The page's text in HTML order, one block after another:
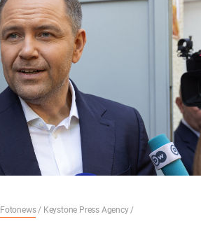
/ Keystone Press Agency /